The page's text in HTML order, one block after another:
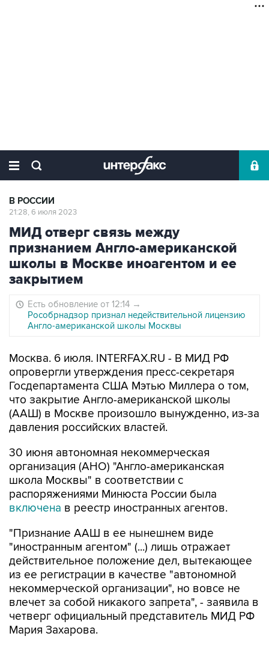
В РОССИИ
21:28, 6 июля 2023
МИД отверг связь между
признанием Англо-американской
школы в Москве иноагентом и ее
закрытием
Есть обновление от 12:14 →
Рособрнадзор признал недействительной лицензию
Англо-американской школы Москвы
Москва. 6 июля. INTERFAX.RU - В МИД РФ
опровергли утверждения пресс-секретаря
Госдепартамента США Мэтью Миллера о том,
что закрытие Англо-американской школы
(ААШ) в Москве произошло вынужденно, из-за
давления российских властей.
30 июня автономная некоммерческая
организация (АНО) "Англо-американская
школа Москвы" в соответствии с
распоряжениями Минюста России была
включена в реестр иностранных агентов.
"Признание ААШ в ее нынешнем виде
"иностранным агентом" (...) лишь отражает
действительное положение дел, вытекающее
из ее регистрации в качестве "автономной
некоммерческой организации", но вовсе не
влечет за собой никакого запрета", - заявила в
четверг официальный представитель МИД РФ
Мария Захарова.